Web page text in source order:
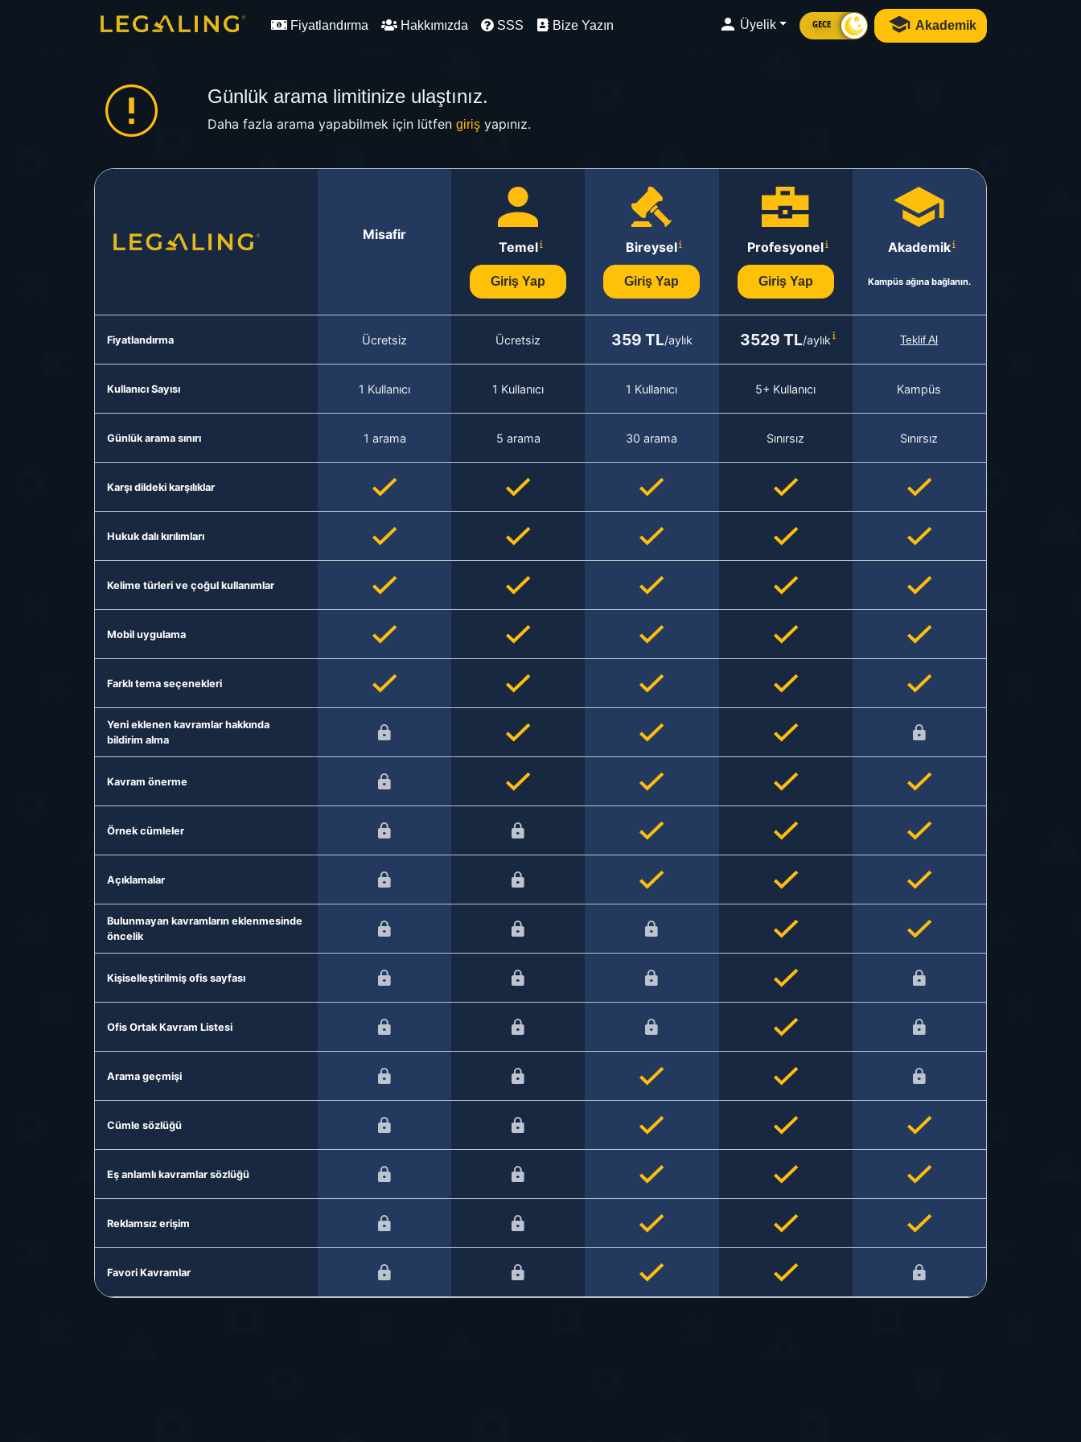
Fiyatlandırma Hakkımızda SSS Bize Yazın Üyelik GECE Akademik
Günlük arama limitinize ulaştınız.
Daha fazla arama yapabilmek için lütfen girişyapınız.
Misafir
Temel
Giriş Yap
Bireysel
Giriş Yap
Profesyonel
Giriş Yap
Akademik
Kampüs ağına bağlanın.
Fiyatlandırma Ücretsiz Ücretsiz 359 TL/aylık 3529 TL/aylık Teklif Al
Kullanıcı Sayısı 1 Kullanıcı 1 Kullanıcı 1 Kullanıcı 5+ Kullanıcı Kampüs
Günlük arama sınırı 1 arama 5 arama 30 arama Sınırsız Sınırsız
Karşı dildeki karşılıklar
Hukuk dalı kırılımları
Kelime türleri ve çoğul kullanımlar
Mobil uygulama
Farklı tema seçenekleri
Yeni eklenen kavramlar hakkında
bildirim alma
Kavram önerme
Örnek cümleler
Açıklamalar
Bulunmayan kavramların eklenmesinde
öncelik
Kişiselleştirilmiş ofis sayfası
Ofis Ortak Kavram Listesi
Arama geçmişi
Cümle sözlüğü
Eş anlamlı kavramlar sözlüğü
Reklamsız erişim
Favori Kavramlar